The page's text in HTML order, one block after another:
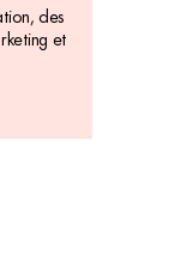
des
et